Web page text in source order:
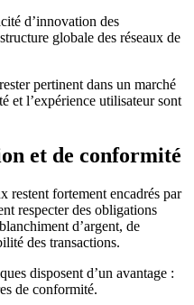
d’innovation des
globale des réseaux de
pertinent dans un marché
et l’expérience utilisateur sont
et de conformité
restent fortement encadrés par
respecter des obligations
d’argent, de
des transactions.
disposent d’un avantage :
de conformité.